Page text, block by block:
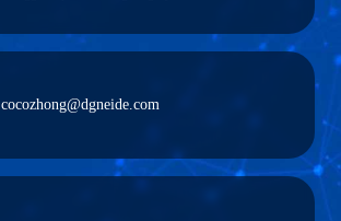
cocozhong@dgneide.com